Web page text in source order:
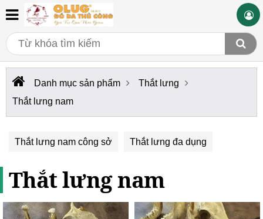
Danh mục sản phẩm
Thắt lưng
Thắt lưng nam
Thắt lưng nam công sở Thắt lưng đa dụng
Thắt lưng nam